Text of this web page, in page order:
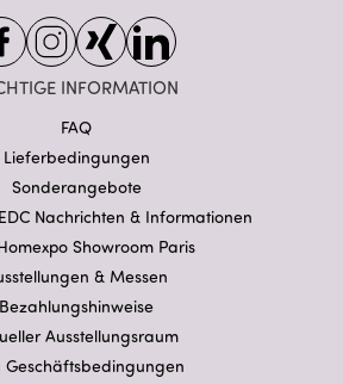
INFORMATION
FAQ
Lieferbedingungen
Sonderangebote
Nachrichten & Informationen
Showroom Paris
& Messen
Bezahlungshinweise
Ausstellungsraum
Geschäftsbedingungen